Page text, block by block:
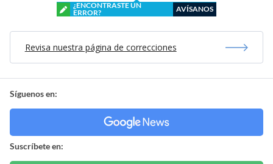
¿ENCONTRASTE UN
ERROR?
AVÍSANOS
Revisa nuestra página de correcciones
Síguenos en:
Suscríbete en: